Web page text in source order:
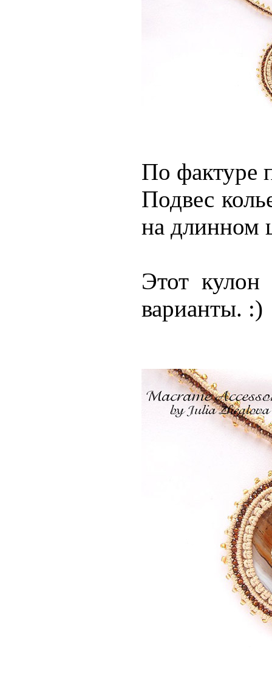
По фактуре
Подвес
на длинном
Этот
варианты. :)